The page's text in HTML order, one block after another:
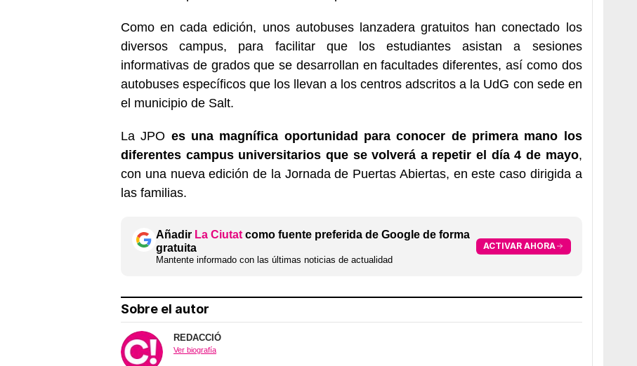
Como en cada edición, unos autobuses lanzadera gratuitos han conectado los
diversos campus, para facilitar que los estudiantes asistan a sesiones
informativas de grados que se desarrollan en facultades diferentes, así como dos
autobuses específicos que los llevan a los centros adscritos a la UdG con sede en
el municipio de Salt.
La JPO es una magnífica oportunidad para conocer de primera mano los
diferentes campus universitarios que se volverá a repetir el día 4 de mayo,
con una nueva edición de la Jornada de Puertas Abiertas, en este caso dirigida a
las familias.
Añadir La Ciutat como fuente preferida de Google de forma
gratuita
Mantente informado con las últimas noticias de actualidad
ACTIVAR AHORA
Sobre el autor
REDACCIÓ
Ver biografía